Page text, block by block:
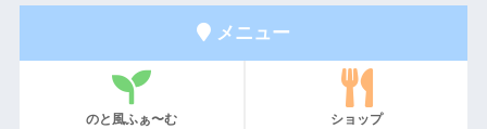
メニュー
のと風ふぁ〜む ショップ